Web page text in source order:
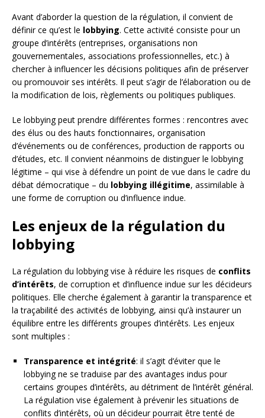
Avant d’aborder la question de la régulation, il convient de
définir ce qu’est le lobbying. Cette activité consiste pour un
groupe d’intérêts (entreprises, organisations non
gouvernementales, associations professionnelles, etc.) à
chercher à influencer les décisions politiques afin de préserver
ou promouvoir ses intérêts. Il peut s’agir de l’élaboration ou de
la modification de lois, règlements ou politiques publiques.
Le lobbying peut prendre différentes formes : rencontres avec
des élus ou des hauts fonctionnaires, organisation
d’événements ou de conférences, production de rapports ou
d’études, etc. Il convient néanmoins de distinguer le lobbying
légitime – qui vise à défendre un point de vue dans le cadre du
débat démocratique – du lobbying illégitime, assimilable à
une forme de corruption ou d’influence indue.
Les enjeux de la régulation du
lobbying
La régulation du lobbying vise à réduire les risques de conflits
d’intérêts, de corruption et d’influence indue sur les décideurs
politiques. Elle cherche également à garantir la transparence et
la traçabilité des activités de lobbying, ainsi qu’à instaurer un
équilibre entre les différents groupes d’intérêts. Les enjeux
sont multiples :
Transparence et intégrité: il s’agit d’éviter que le
lobbying ne se traduise par des avantages indus pour
certains groupes d’intérêts, au détriment de l’intérêt général.
La régulation vise également à prévenir les situations de
conflits d’intérêts, où un décideur pourrait être tenté de